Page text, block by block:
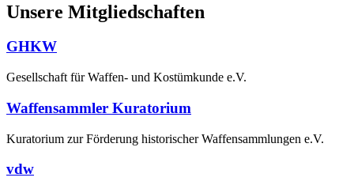
Unsere Mitgliedschaften
GHKW
Gesellschaft für Waffen- und Kostümkunde e.V.
Waffensammler Kuratorium
Kuratorium zur Förderung historischer Waffensammlungen e.V.
vdw